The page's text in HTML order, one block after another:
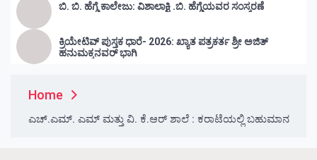
ಬಿ. ಬಿ. ಹೆಗ್ಡೆ ಕಾಲೇಜು: ವಿಶಾಲಾಕ್ಷಿ .ಬಿ. ಹೆಗ್ಡೆಯವರ ಸಂಸ್ಮರಣೆ
ಕ್ರಿಯೇಟಿವ್ ಪುಸ್ತಕ ಧಾರೆ- 2026: ಖ್ಯಾತ ಪತ್ರಕರ್ತ ಶ್ರೀ ಅಜಿತ್
ಹನುಮಕ್ಕನವರ್ ಭಾಗಿ
Home
ಎಚ್.ಎಮ್. ಎಮ್ ಮತ್ತು ವಿ. ಕೆ.ಆರ್ ಶಾಲೆ : ಕರಾಟೆಯಲ್ಲಿ ಬಹುಮಾನ